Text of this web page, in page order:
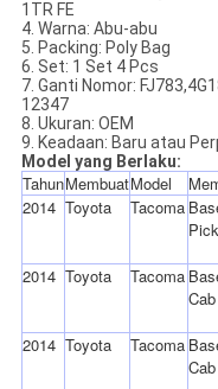
1TR FE
4. Warna: Abu-abu
5. Packing: Poly Bag
6. Set: 1 Set 4 Pcs
7. Ganti Nomor:
12347
8. Ukuran: OEM
9. Keadaan: Baru atau
Model yang Berlaku:
TahunMembuatModel
2014 Toyota Tacoma
2014 Toyota Tacoma
2014 Toyota Tacoma